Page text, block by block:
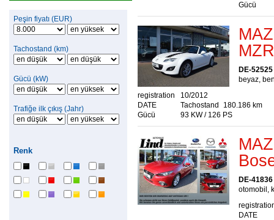
Peşin fiyatı (EUR)
Tachostand (km)
Gücü (kW)
Trafiğe ilk çıkış (Jahr)
Renk
Gücü
DE-
beyaz,
registration
DATE
10/2012
Tachostand
180.186 km
Gücü
93 KW / 126 PS
DE-
otomobil,
DATE